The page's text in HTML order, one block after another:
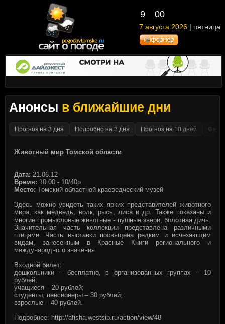
9 00
7 августа 2026 | пятница
Анонсы в ближайшие дни
Прогноз на 3 дня Подробно на 3 дня Прогноз на 10 дней
Животный мир Томской области
Дата: 21.06.12
Время: 10.00 - 10/40р
Место: Томский областной краеведческий музей
Здесь можно увидеть таких ярких представителей животного
мира, как медведь, волк, рысь, лиса и др. Также показаны и
многие промысловые животные - пушные звери, болотная дичь.
Значительная часть коллекции представлена различными
птицами. Часть выставки посвящена редким и исчезающим
видам, занесенным в Красные Книги регионального и
международного значения.
Входной билет:
дошкольники – бесплатно, в организованных группах – 10
рублей;
учащиеся – 20 рублей;
студенты, пенсионеры – 30 рублей;
взрослые – 40 рублей.
Подробнее: http://afisha.westsib.ru/action/view/48